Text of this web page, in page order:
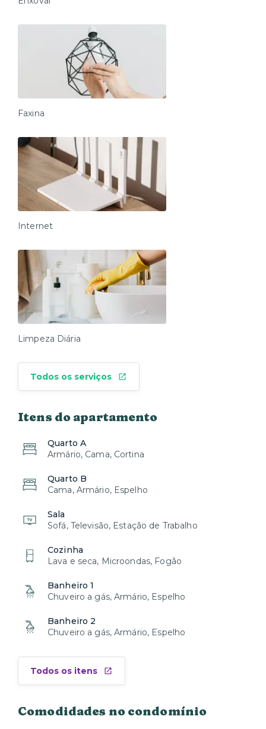
Faxina
Internet
Limpeza Diária
Todos os serviços
Itens do apartamento
Quarto A
Armário, Cama, Cortina
Quarto B
Cama, Armário, Espelho
Sala
Sofá, Televisão, Estação de Trabalho
Cozinha
Lava e seca, Microondas, Fogão
Banheiro 1
Chuveiro a gás, Armário, Espelho
Banheiro 2
Chuveiro a gás, Armário, Espelho
Todos os itens
Comodidades no condomínio